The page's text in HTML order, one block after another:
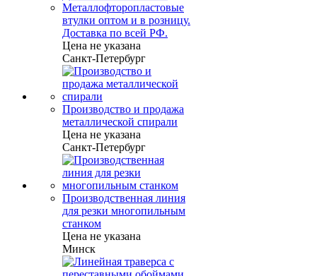
Металлофторопластовые
втулки оптом и в розницу.
Доставка по всей РФ.
Цена не указана
Санкт-Петербург
Производство и продажа
металлической спирали
Цена не указана
Санкт-Петербург
Производственная линия
для резки многопильным
станком
Цена не указана
Минск